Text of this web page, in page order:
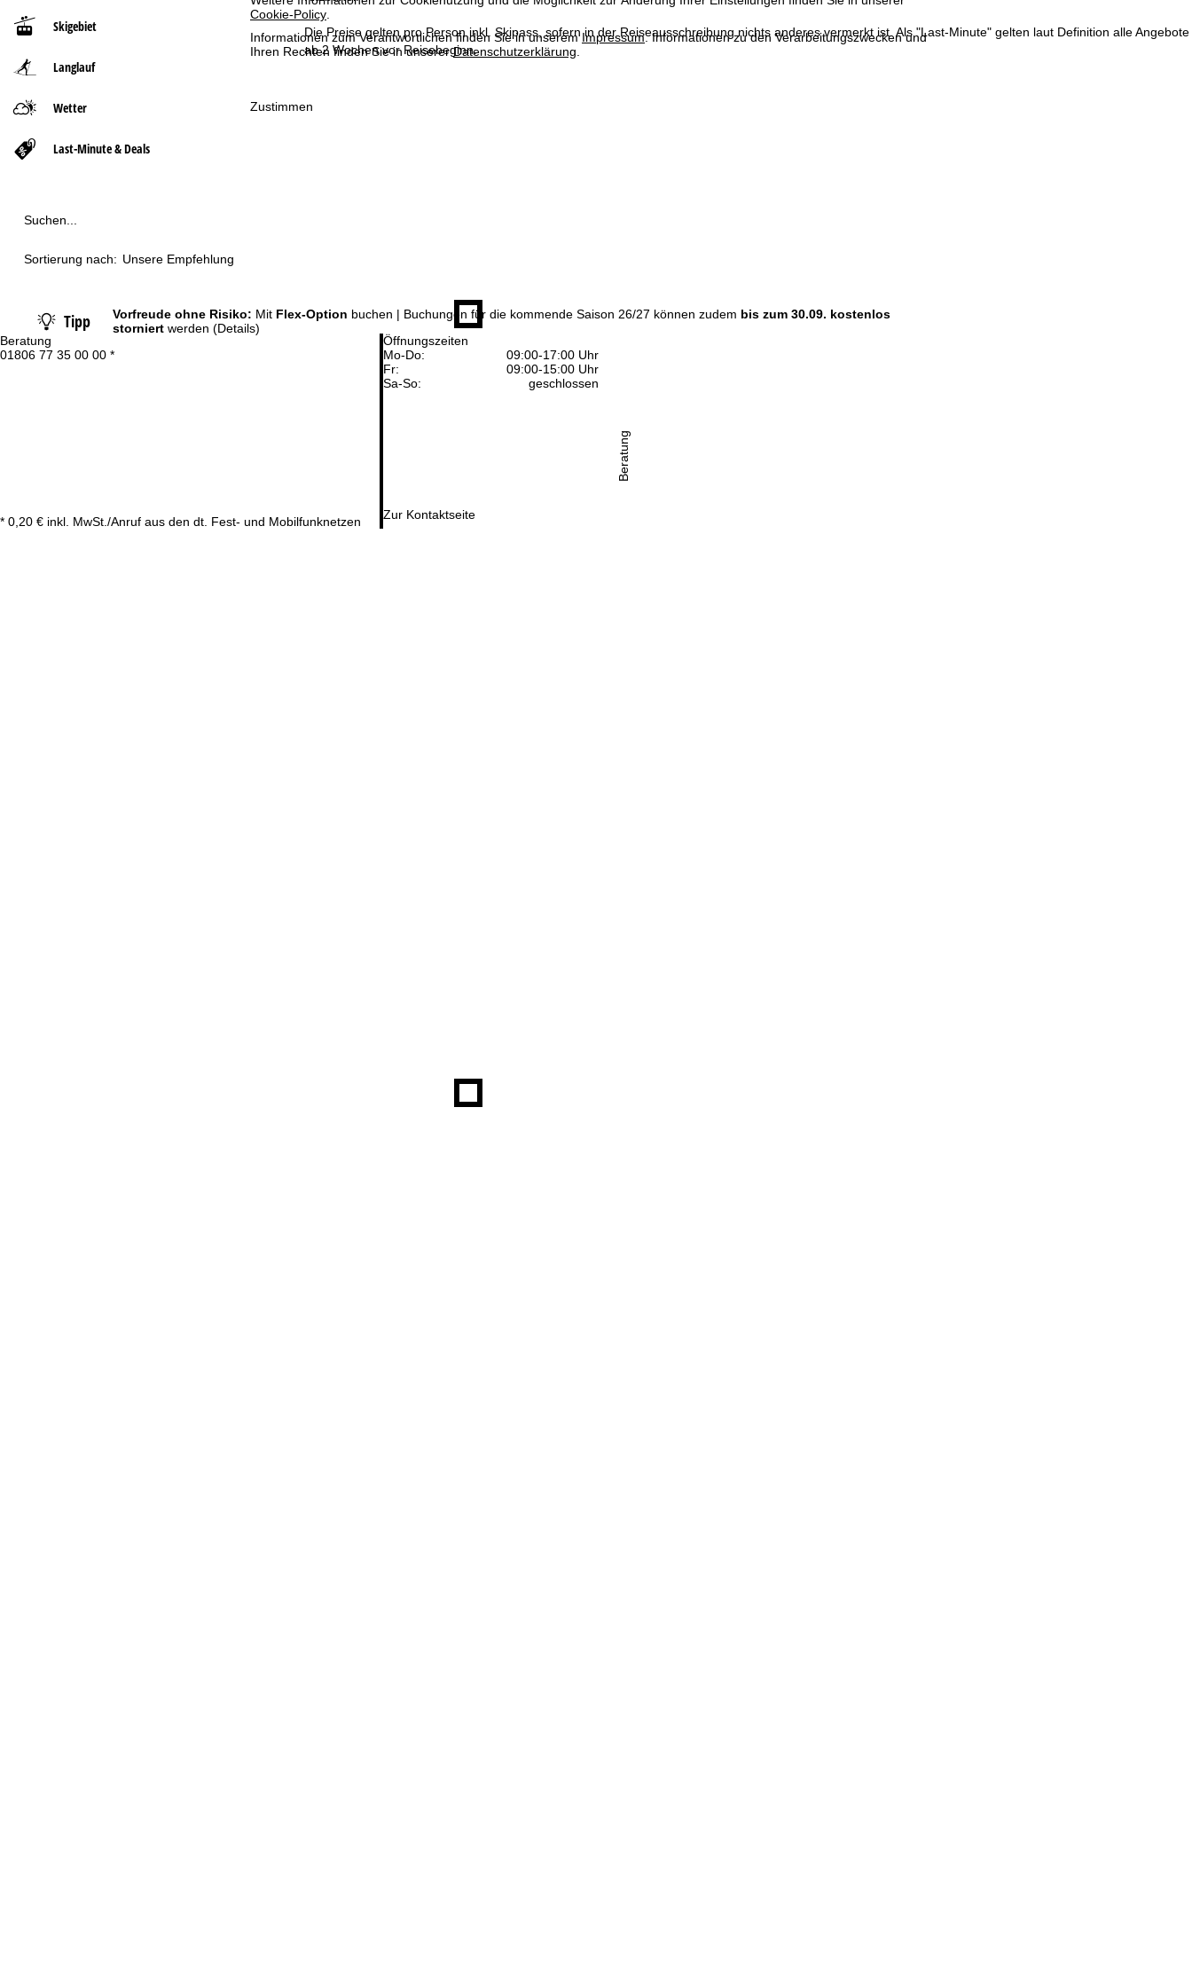
Cookie-Policy
Informationen zum Verantwortlichen finden Sie in unseremImpressum. Informationen zu den Verarbeitungszwecken und
Ihren Rechten finden Sie in unsererDatenschutzerklärung
Zustimmen
Beratung
01806 77 35 00 00 *
* 0,20 € inkl. MwSt./Anruf aus den dt. Fest- und Mobilfunknetzen
Öffnungszeiten
Mo-Do:
09:00-17:00 Uhr
Fr:
09:00-15:00 Uhr
Sa-So:
geschlossen
Zur Kontaktseite
Beratung
Skigebiet
Langlauf
Wetter
Last-Minute & Deals
t
Die Preise gelten pro Person inkl. Skipass, sofern in der Reiseausschreibung nichts anderes vermerkt ist. Als "Last-Minute" gelten laut Definition alle Angebote
ab 2 Wochen vor Reisebeginn.
Suchen...
Sortierung nach: Unsere Empfehlung
Tipp Vorfreude ohne Risiko: Mit Flex-Option buchen | Buchungen für die kommende Saison 26/27 können zudem bis zum 30.09. kostenlos
storniertwerden (Details)